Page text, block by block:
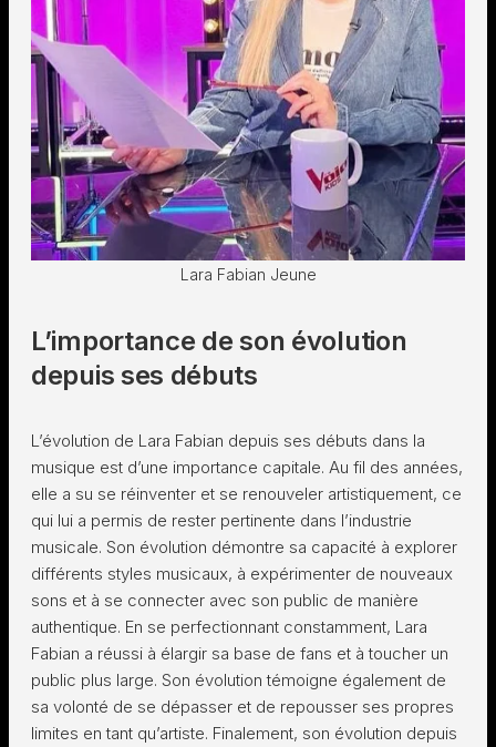
Lara Fabian Jeune
L’importance de son évolution
depuis ses débuts
L’évolution de Lara Fabian depuis ses débuts dans la
musique est d’une importance capitale. Au fil des années,
elle a su se réinventer et se renouveler artistiquement, ce
qui lui a permis de rester pertinente dans l’industrie
musicale. Son évolution démontre sa capacité à explorer
différents styles musicaux, à expérimenter de nouveaux
sons et à se connecter avec son public de manière
authentique. En se perfectionnant constamment, Lara
Fabian a réussi à élargir sa base de fans et à toucher un
public plus large. Son évolution témoigne également de
sa volonté de se dépasser et de repousser ses propres
limites en tant qu’artiste. Finalement, son évolution depuis